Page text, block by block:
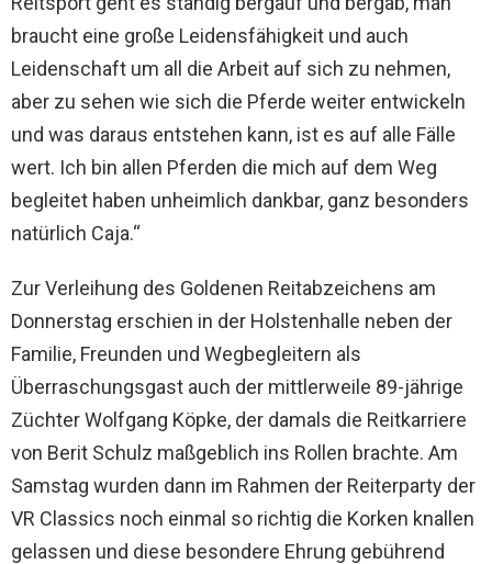
braucht eine große Leidensfähigkeit und auch
Leidenschaft um all die Arbeit auf sich zu nehmen,
aber zu sehen wie sich die Pferde weiter entwickeln
und was daraus entstehen kann, ist es auf alle Fälle
wert. Ich bin allen Pferden die mich auf dem Weg
begleitet haben unheimlich dankbar, ganz besonders
natürlich Caja.“
Zur Verleihung des Goldenen Reitabzeichens am
Donnerstag erschien in der Holstenhalle neben der
Familie, Freunden und Wegbegleitern als
Überraschungsgast auch der mittlerweile 89-jährige
Züchter Wolfgang Köpke, der damals die Reitkarriere
von Berit Schulz maßgeblich ins Rollen brachte. Am
Samstag wurden dann im Rahmen der Reiterparty der
VR Classics noch einmal so richtig die Korken knallen
gelassen und diese besondere Ehrung gebührend